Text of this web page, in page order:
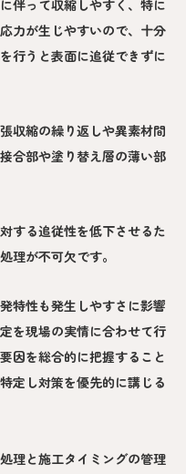
伴って収縮しやすく、特に
力が生じやすいので、十分
行うと表面に追従できずに
収縮の繰り返しや異素材間
合部や塗り替え層の薄い部
する追従性を低下させるた
理が不可欠です。
特性も発生しやすさに影響
を現場の実情に合わせて行
因を総合的に把握すること
定し対策を優先的に講じる
理と施工タイミングの管理